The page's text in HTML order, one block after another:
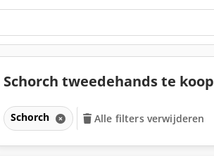
Schorch tweedehands te koop
Schorch Alle filters verwijderen